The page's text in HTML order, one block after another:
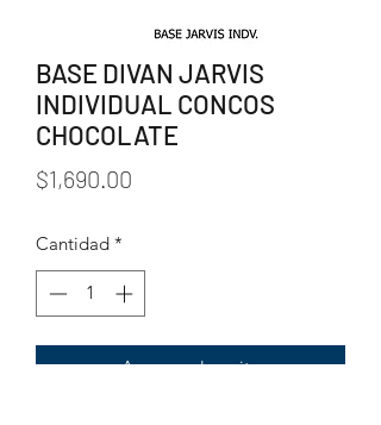
BASE DIVAN JARVIS
INDIVIDUAL CONCOS
CHOCOLATE
$1,690.00
Cantidad *
Agregar al carrito